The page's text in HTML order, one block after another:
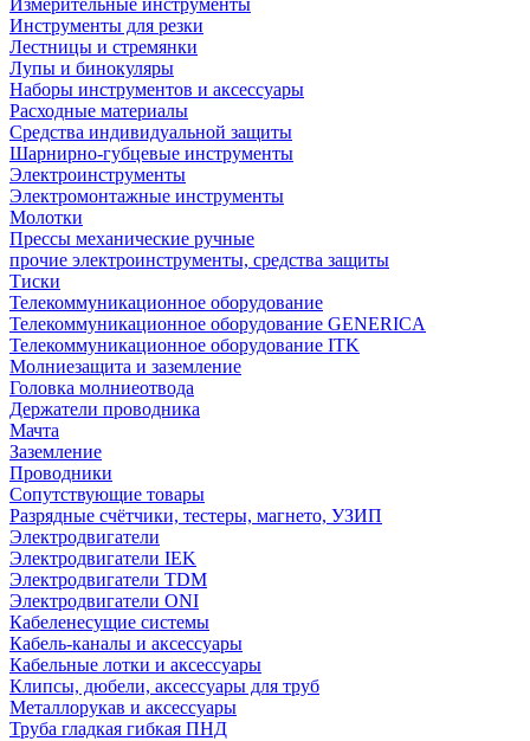
Измерительные инструменты
Инструменты для резки
Лестницы и стремянки
Лупы и бинокуляры
Наборы инструментов и аксессуары
Расходные материалы
Средства индивидуальной защиты
Шарнирно-губцевые инструменты
Электроинструменты
Электромонтажные инструменты
Молотки
Прессы механические ручные
прочие электроинструменты, средства защиты
Тиски
Телекоммуникационное оборудование
Телекоммуникационное оборудование GENERICA
Телекоммуникационное оборудование ITK
Молниезащита и заземление
Головка молниеотвода
Держатели проводника
Мачта
Заземление
Проводники
Сопутствующие товары
Разрядные счётчики, тестеры, магнето, УЗИП
Электродвигатели
Электродвигатели IEK
Электродвигатели TDM
Электродвигатели ONI
Кабеленесущие системы
Кабель-каналы и аксессуары
Кабельные лотки и аксессуары
Клипсы, дюбели, аксессуары для труб
Металлорукав и аксессуары
Труба гладкая гибкая ПНД